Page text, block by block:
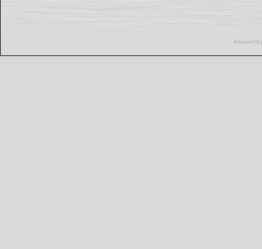
Powered by